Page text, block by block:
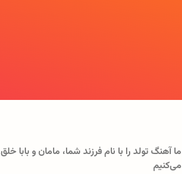
ما آهنگ تولد را با نام فرزند شما، مامان و بابا خلق
می‌کنیم